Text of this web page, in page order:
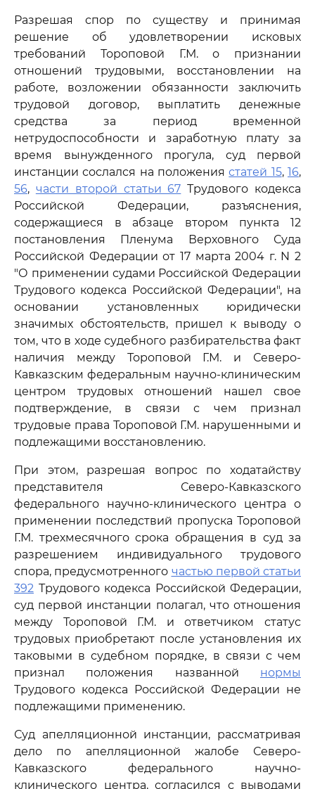
Разрешая спор по существу и принимая
решение об удовлетворении исковых
требований Тороповой Г.М. о признании
отношений трудовыми, восстановлении на
работе, возложении обязанности заключить
трудовой договор, выплатить денежные
средства за период временной
нетрудоспособности и заработную плату за
время вынужденного прогула, суд первой
инстанции сослался на положениястатей 15,16,
56, части второй статьи 67 Трудового кодекса
Российской Федерации, разъяснения,
содержащиеся в абзаце втором пункта 12
постановления Пленума Верховного Суда
Российской Федерации от 17 марта 2004 г. N 2
"О применении судами Российской Федерации
Трудового кодекса Российской Федерации", на
основании установленных юридически
значимых обстоятельств, пришел к выводу о
том, что в ходе судебного разбирательства факт
наличия между Тороповой Г.М. и Северо-
Кавказским федеральным научно-клиническим
центром трудовых отношений нашел свое
подтверждение, в связи с чем признал
трудовые права Тороповой Г.М. нарушенными и
подлежащими восстановлению.
При этом, разрешая вопрос по ходатайству
представителя Северо-Кавказского
федерального научно-клинического центра о
применении последствий пропуска Тороповой
Г.М. трехмесячного срока обращения в суд за
разрешением индивидуального трудового
спора, предусмотренного частью первой статьи
392 Трудового кодекса Российской Федерации,
суд первой инстанции полагал, что отношения
между Тороповой Г.М. и ответчиком статус
трудовых приобретают после установления их
таковыми в судебном порядке, в связи с чем
признал положения названной нормы
Трудового кодекса Российской Федерации не
подлежащими применению.
Суд апелляционной инстанции, рассматривая
дело по апелляционной жалобе Северо-
Кавказского федерального научно-
клинического центра, согласился с выводами